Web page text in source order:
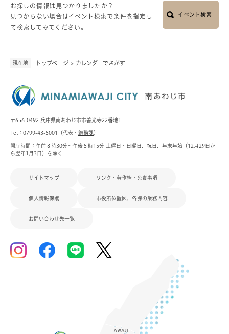
現在地 トップページ > カレンダーでさがす
お探しの情報は見つかりましたか？
見つからない場合はイベント検索で条件を指定し
て検索してみてください。
イベント検索
〒656-0492 兵庫県南あわじ市市善光寺22番地1
Tel：0799-43-5001（代表・ 総務課）
開庁時間：午前８時30分～午後５時15分 土曜日・日曜日、祝日、年末年始（12月29日か
ら翌年1月3日）を除く
サイトマップ リンク・著作権・免責事項
個人情報保護 市役所位置図、各課の業務内容
お問い合わせ先一覧